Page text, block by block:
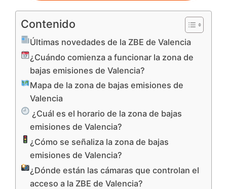
Contenido
Últimas novedades de la ZBE de Valencia
¿Cuándo comienza a funcionar la zona de
bajas emisiones de Valencia?
Mapa de la zona de bajas emisiones de
Valencia
¿Cuál es el horario de la zona de bajas
emisiones de Valencia?
¿Cómo se señaliza la zona de bajas
emisiones de Valencia?
¿Dónde están las cámaras que controlan el
acceso a la ZBE de Valencia?